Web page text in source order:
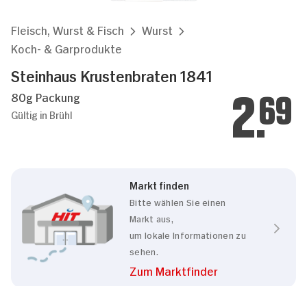
Fleisch, Wurst & Fisch
Wurst
Koch- & Garprodukte
Steinhaus Krustenbraten 1841
80g Packung
Gültig in Brühl 2.69
Markt finden
Bitte wählen Sie einen
Markt aus,
um lokale Informationen zu
sehen.
Zum Marktfinder